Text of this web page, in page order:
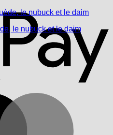
le nubuck et le daim